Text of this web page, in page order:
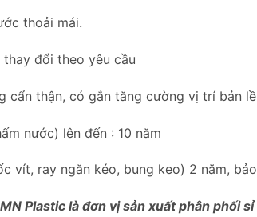
thoải mái.
đổi theo yêu cầu
cẩn thận, có gắn tăng cường vị trí bản
nước) lên đến : 10 năm
vít, ray ngăn kéo, bung keo) 2 năm,
Plastic là đơn vị sản xuất phân phối